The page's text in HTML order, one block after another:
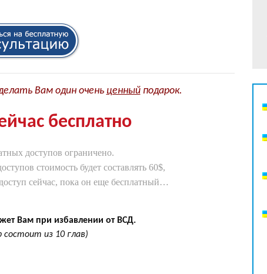
Вам один очень ценныйподарок.
бесплатно
доступов ограничено.
стоимость будет составлять 60$,
сейчас, пока он еще бесплатный…
Вам при избавлении от ВСД.
состоит из 10 глав)